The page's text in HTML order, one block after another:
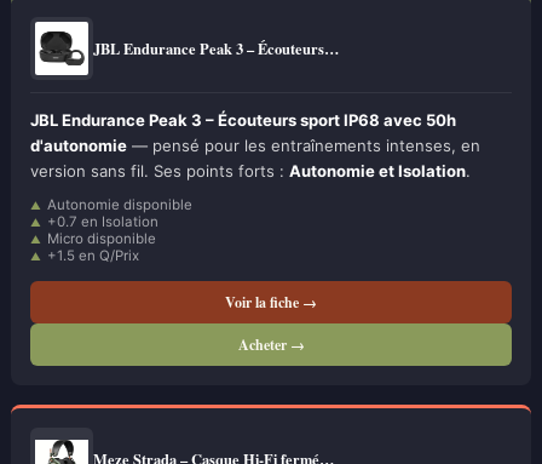
JBL Endurance Peak 3 – Écouteurs…
JBL Endurance Peak 3 – Écouteurs sport IP68 avec 50h
d'autonomie — pensé pour les entraînements intenses, en
version sans fil. Ses points forts : Autonomie et Isolation.
Autonomie disponible
+0.7 en Isolation
Micro disponible
+1.5 en Q/Prix
Voir la fiche →
Acheter →
Meze Strada – Casque Hi-Fi fermé…